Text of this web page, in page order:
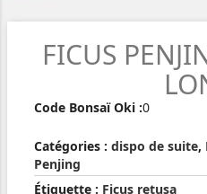
FICUS
Code Bonsaï Oki :0
Catégories : dispo de suite,
Penjing
Étiquette : Ficus retusa